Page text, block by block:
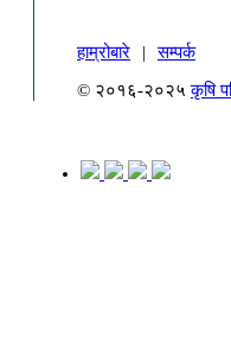
हाम्रोबारे |
सम्पर्क
© २०१६-२०२५कृषि